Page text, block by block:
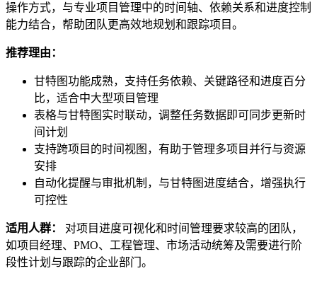
操作方式，与专业项目管理中的时间轴、依赖关系和进度控制
能力结合，帮助团队更高效地规划和跟踪项目。
推荐理由：
甘特图功能成熟，支持任务依赖、关键路径和进度百分
比，适合中大型项目管理
表格与甘特图实时联动，调整任务数据即可同步更新时
间计划
支持跨项目的时间视图，有助于管理多项目并行与资源
安排
自动化提醒与审批机制，与甘特图进度结合，增强执行
可控性
适用人群：
对项目进度可视化和时间管理要求较高的团队，
如项目经理、PMO、工程管理、市场活动统筹及需要进行阶
段性计划与跟踪的企业部门。